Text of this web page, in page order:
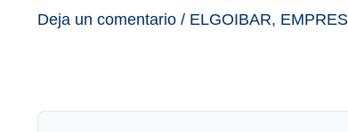
Deja un comentario / ELGOIBAR,